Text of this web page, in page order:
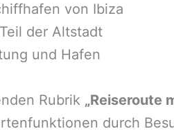
von Ibiza
der Altstadt
und Hafen
Rubrik „Reiseroute
durch